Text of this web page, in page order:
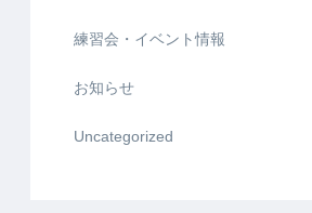
練習会・イベント情報
お知らせ
Uncategorized